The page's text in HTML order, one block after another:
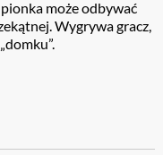
może odbywać
Wygrywa gracz,